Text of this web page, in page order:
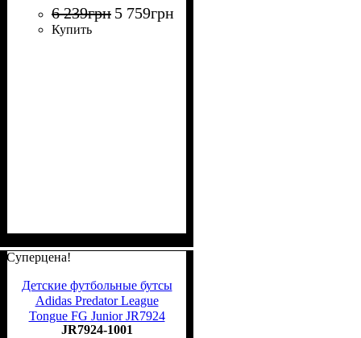
6 239грн 5 759грн
Купить
Суперцена!
Детские футбольные бутсы
Adidas Predator League
Tongue FG Junior JR7924
JR7924-1001